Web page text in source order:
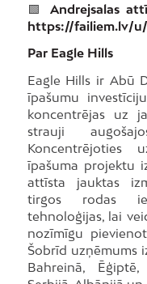
🟩 Andrejsalas
https://failiem.lv/
Par Eagle Hills
Eagle Hills ir Abū
īpašumu
koncentrējas uz
strauji
Koncentrējoties
īpašuma projektu
attīsta jauktas
tirgos rodas
tehnoloģijas, lai
nozīmīgu
Šobrīd uzņēmums
Bahreinā,